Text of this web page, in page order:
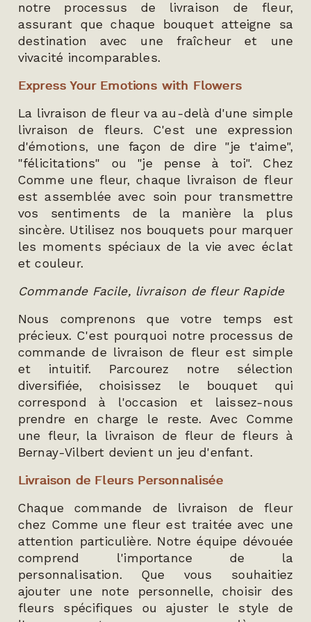
notre processus de livraison de fleur,
assurant que chaque bouquet atteigne sa
destination avec une fraîcheur et une
vivacité incomparables.
Express Your Emotions with Flowers
La livraison de fleur va au-delà d'une simple
livraison de fleurs. C'est une expression
d'émotions, une façon de dire "je t'aime",
"félicitations" ou "je pense à toi". Chez
Comme une fleur, chaque livraison de fleur
est assemblée avec soin pour transmettre
vos sentiments de la manière la plus
sincère. Utilisez nos bouquets pour marquer
les moments spéciaux de la vie avec éclat
et couleur.
Commande Facile, livraison de fleur Rapide
Nous comprenons que votre temps est
précieux. C'est pourquoi notre processus de
commande de livraison de fleur est simple
et intuitif. Parcourez notre sélection
diversifiée, choisissez le bouquet qui
correspond à l'occasion et laissez-nous
prendre en charge le reste. Avec Comme
une fleur, la livraison de fleur de fleurs à
Bernay-Vilbert devient un jeu d'enfant.
Livraison de Fleurs Personnalisée
Chaque commande de livraison de fleur
chez Comme une fleur est traitée avec une
attention particulière. Notre équipe dévouée
comprend l'importance de la
personnalisation. Que vous souhaitiez
ajouter une note personnelle, choisir des
fleurs spécifiques ou ajuster le style de